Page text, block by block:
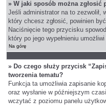
» W jaki sposób można zgłosić
Jeśli administrator na to zezwolił,
który chcesz zgłosić, powinien
Naciśnięcie tego przycisku
który po jego wypełnieniu umożliwi
Na górę
» Do czego służy przycisk
tworzenia tematu?
Funkcja ta umożliwia zapisanie
oraz wysłanie w późniejszym
wczytać z poziomu panelu